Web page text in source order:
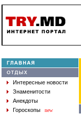
Интересные новости
Знаменитости
Анекдоты
Гороскопы
new